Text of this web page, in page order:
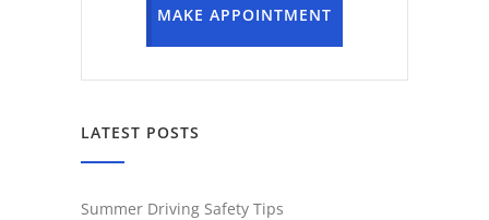
MAKE APPOINTMENT
LATEST POSTS
Summer Driving Safety Tips